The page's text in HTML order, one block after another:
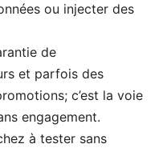
ou injecter des
de
et parfois des
c’est la voie
engagement.
à tester sans